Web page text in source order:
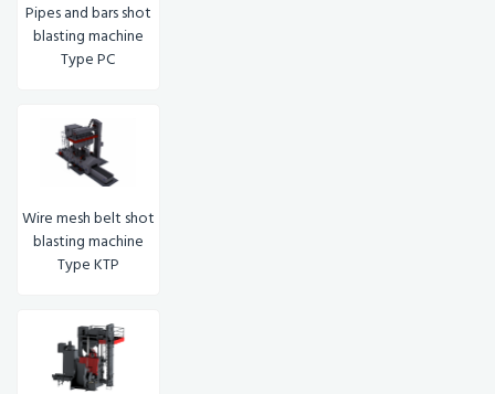
Pipes and bars shot
blasting machine
Type PC
Wire mesh belt shot
blasting machine
Type KTP